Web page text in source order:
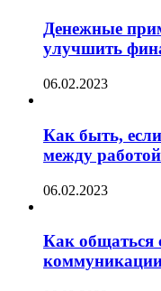
Денежные
улучшить
06.02.2023
Как быть,
между
06.02.2023
Как общаться